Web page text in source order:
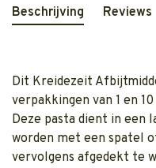
Beschrijving Reviews
Dit Kreidezeit
verpakkingen van 1 en
Deze pasta dient in een
worden met een spatel
vervolgens afgedekt te